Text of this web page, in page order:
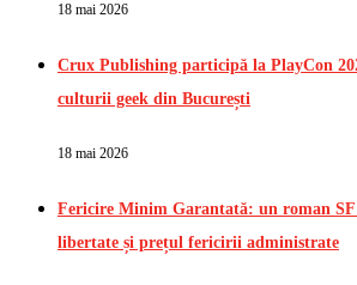
18 mai 2026
Crux Publishing participă la PlayCon
culturii geek din București
18 mai 2026
Fericire Minim Garantată: un roman SF
libertate și prețul fericirii administrate